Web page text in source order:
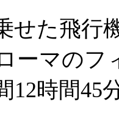
せた飛行
ーマのフ
12時間45